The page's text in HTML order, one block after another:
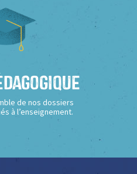
de nos dossiers
à l’enseignement.